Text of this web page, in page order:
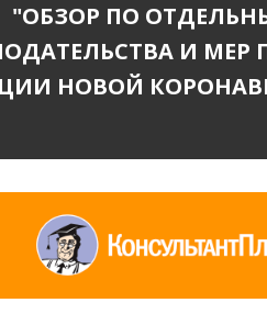
"ОБЗОР ПО
И
НОВОЙ